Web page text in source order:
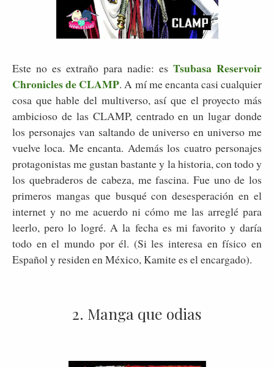
Este no es extraño para nadie: es Tsubasa Reservoir
Chronicles de CLAMP. A mí me encanta casi cualquier
cosa que hable del multiverso, así que el proyecto más
ambicioso de las CLAMP, centrado en un lugar donde
los personajes van saltando de universo en universo me
vuelve loca. Me encanta. Además los cuatro personajes
protagonistas me gustan bastante y la historia, con todo y
los quebraderos de cabeza, me fascina. Fue uno de los
primeros mangas que busqué con desesperación en el
internet y no me acuerdo ni cómo me las arreglé para
leerlo, pero lo logré. A la fecha es mi favorito y daría
todo en el mundo por él. (Si les interesa en físico en
Español y residen en México, Kamite es el encargado).
2. Manga que odias